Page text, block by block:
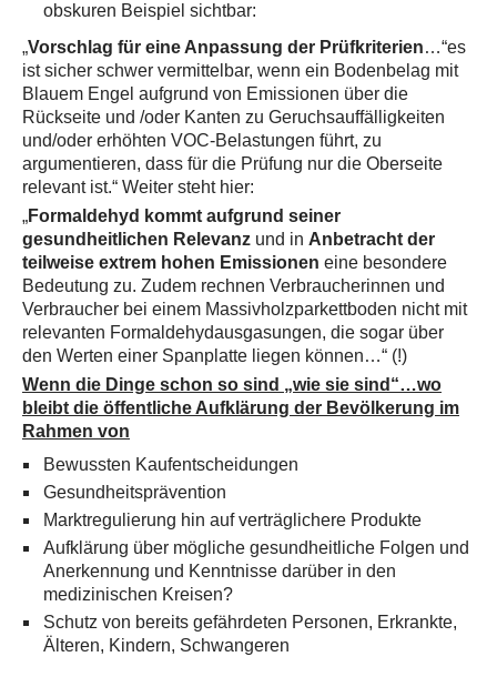
obskuren Beispiel sichtbar:
„Vorschlag für eine Anpassung der Prüfkriterien…“es
ist sicher schwer vermittelbar, wenn ein Bodenbelag mit
Blauem Engel aufgrund von Emissionen über die
Rückseite und /oder Kanten zu Geruchsauffälligkeiten
und/oder erhöhten VOC-Belastungen führt, zu
argumentieren, dass für die Prüfung nur die Oberseite
relevant ist.“ Weiter steht hier:
„Formaldehyd kommt aufgrund seiner
gesundheitlichen Relevanz und in Anbetracht der
teilweise extrem hohen Emissionen eine besondere
Bedeutung zu. Zudem rechnen Verbraucherinnen und
Verbraucher bei einem Massivholzparkettboden nicht mit
relevanten Formaldehydausgasungen, die sogar über
den Werten einer Spanplatte liegen können…“ (!)
Wenn die Dinge schon so sind „wie sie sind“…wo
bleibt die öffentliche Aufklärung der Bevölkerung im
Rahmen von
Bewussten Kaufentscheidungen
Gesundheitsprävention
Marktregulierung hin auf verträglichere Produkte
Aufklärung über mögliche gesundheitliche Folgen und
Anerkennung und Kenntnisse darüber in den
medizinischen Kreisen?
Schutz von bereits gefährdeten Personen, Erkrankte,
Älteren, Kindern, Schwangeren